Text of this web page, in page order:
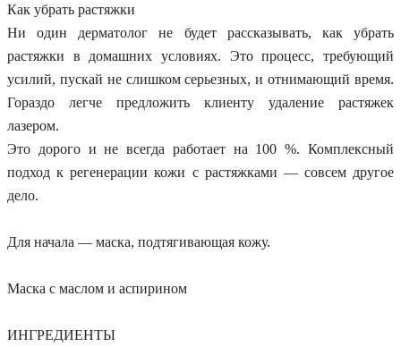
Как убрать растяжки
Ни один дерматолог не будет рассказывать, как убрать
растяжки в домашних условиях. Это процесс, требующий
усилий, пускай не слишком серьезных, и отнимающий время.
Гораздо легче предложить клиенту удаление растяжек
лазером.
Это дорого и не всегда работает на 100 %. Комплексный
подход к регенерации кожи с растяжками — совсем другое
дело.
Для начала — маска, подтягивающая кожу.
Маска с маслом и аспирином
ИНГРЕДИЕНТЫ